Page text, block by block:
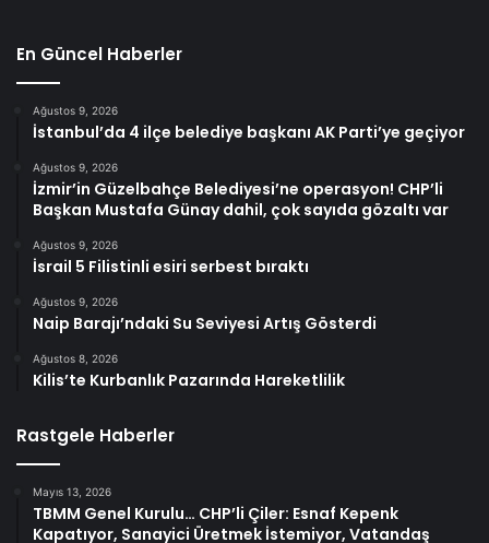
En Güncel Haberler
Ağustos 9, 2026
İstanbul’da 4 ilçe belediye başkanı AK Parti’ye geçiyor
Ağustos 9, 2026
İzmir’in Güzelbahçe Belediyesi’ne operasyon! CHP’li
Başkan Mustafa Günay dahil, çok sayıda gözaltı var
Ağustos 9, 2026
İsrail 5 Filistinli esiri serbest bıraktı
Ağustos 9, 2026
Naip Barajı’ndaki Su Seviyesi Artış Gösterdi
Ağustos 8, 2026
Kilis’te Kurbanlık Pazarında Hareketlilik
Rastgele Haberler
Mayıs 13, 2026
TBMM Genel Kurulu… CHP’li Çiler: Esnaf Kepenk
Kapatıyor, Sanayici Üretmek İstemiyor, Vatandaş